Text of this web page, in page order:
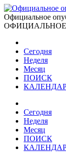
Официальное
Сегодня
Неделя
Месяц
ПОИСК
Сегодня
Неделя
Месяц
ПОИСК